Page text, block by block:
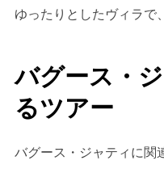
ゆったりとしたヴィラで
バグース・
るツアー
バグース・ジャティに関